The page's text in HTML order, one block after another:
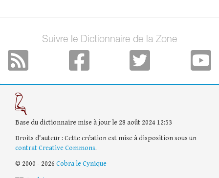
Suivre le Dictionnaire de la Zone
Base du dictionnaire mise à jour le 28 août 2024 12:53
Droits d'auteur : Cette création est mise à disposition sous un
contrat Creative Commons.
© 2000 - 2026 Cobra le Cynique